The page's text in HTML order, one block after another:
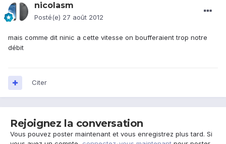
nicolasm
Posté(e) 27 août 2012
mais comme dit ninic a cette vitesse on boufferaient trop notre
débit
Citer
Rejoignez la conversation
Vous pouvez poster maintenant et vous enregistrez plus tard. Si